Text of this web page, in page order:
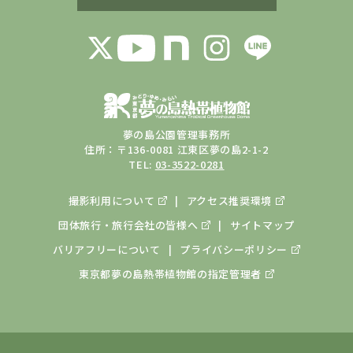
夢の島公園管理事務所
住所：〒136-0081 江東区夢の島2-1-2
TEL: 03-3522-0281
撮影利用について
アクセス推奨環境
団体旅行・旅行会社の皆様へ
サイトマップ
バリアフリーについて
プライバシーポリシー
東京都夢の島熱帯植物館の指定管理者